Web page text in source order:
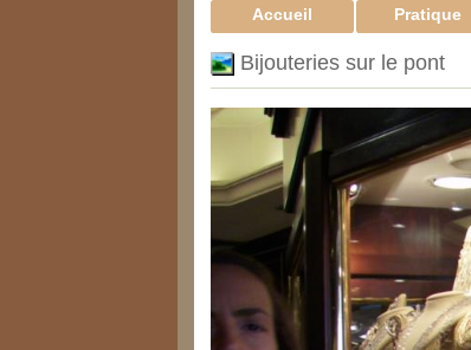
Accueil Pratique
Bijouteries sur le pont